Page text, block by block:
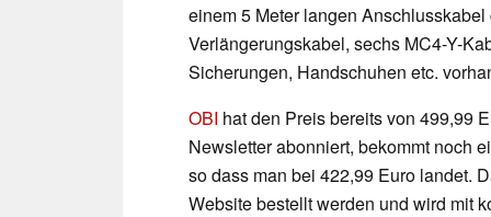
einem 5 Meter langen
Verlängerungskabel, sechs MC4-Y-
Sicherungen, Handschuhen etc.
OBI hat den Preis bereits von 499,99
Newsletter abonniert, bekommt noch
so dass man bei 422,99 Euro landet.
Website bestellt werden und wird mit